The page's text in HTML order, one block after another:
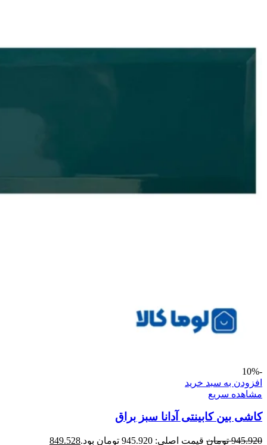
-10%
افزودن به سبد خرید
مشاهده سریع
کاشی بین کابینتی آدانا سبز براق
945.920 تومان قیمت اصلی: 945.920 تومان بود. 849.528